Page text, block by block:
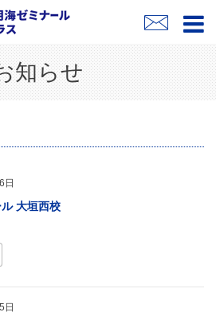
知らせ
日
大垣西校
日